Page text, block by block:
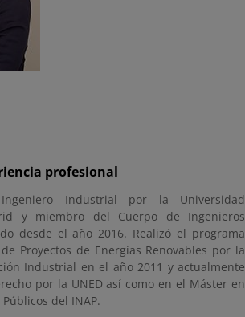
profesional
Industrial por la Universidad
y miembro del Cuerpo de Ingenieros
desde el año 2016. Realizó el programa
Proyectos de Energías Renovables por la
Industrial en el año 2011 y actualmente
por la UNED así como en el Máster en
del INAP.